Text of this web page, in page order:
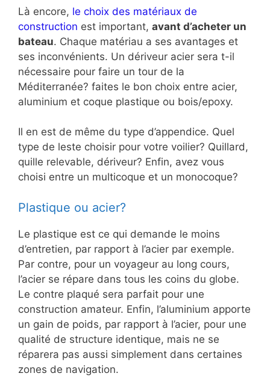
Là encore, le choix des matériaux de
construction est important, avant d’acheter un
bateau. Chaque matériau a ses avantages et
ses inconvénients. Un dériveur acier sera t-il
nécessaire pour faire un tour de la
Méditerranée? faites le bon choix entre acier,
aluminium et coque plastique ou bois/epoxy.
Il en est de même du type d’appendice. Quel
type de leste choisir pour votre voilier? Quillard,
quille relevable, dériveur? Enfin, avez vous
choisi entre un multicoque et un monocoque?
Plastique ou acier?
Le plastique est ce qui demande le moins
d’entretien, par rapport à l’acier par exemple.
Par contre, pour un voyageur au long cours,
l’acier se répare dans tous les coins du globe.
Le contre plaqué sera parfait pour une
construction amateur. Enfin, l’aluminium apporte
un gain de poids, par rapport à l’acier, pour une
qualité de structure identique, mais ne se
réparera pas aussi simplement dans certaines
zones de navigation.